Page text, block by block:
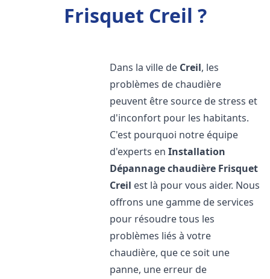
Frisquet Creil ?
Dans la ville de Creil, les
problèmes de chaudière
peuvent être source de stress et
d'inconfort pour les habitants.
C'est pourquoi notre équipe
d'experts enInstallation
Dépannage chaudière Frisquet
Creil est là pour vous aider. Nous
offrons une gamme de services
pour résoudre tous les
problèmes liés à votre
chaudière, que ce soit une
panne, une erreur de